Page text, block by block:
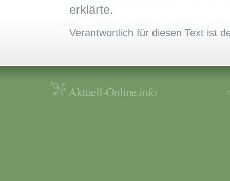
erklärte.
Verantwortlich für diesen Text ist
Aktuell-Online.info